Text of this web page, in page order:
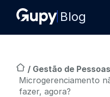
Blog
/ Gestão de Pessoas
Microgerenciamento
fazer, agora?